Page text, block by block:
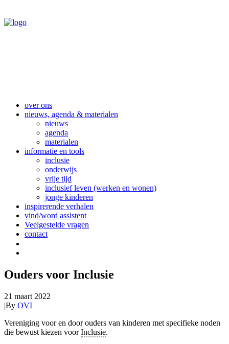
over ons
nieuws, agenda & materialen
nieuws
agenda
materialen
informatie en tools
inclusie
onderwijs
vrije tijd
inclusief leven (werken en wonen)
jonge kinderen
inspirerende verhalen
vind/word assistent
Veelgestelde vragen
contact
Ouders voor Inclusie
21 maart 2022
|By OVI
Vereniging voor en door ouders van kinderen met specifieke noden
die bewust kiezen voorInclusie.